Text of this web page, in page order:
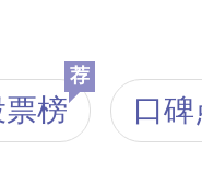
榜
荐
口